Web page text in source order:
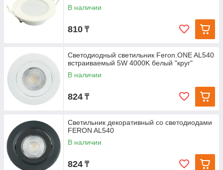
В наличии
810 ₸
Светодиодный светильник Feron.ONE AL540
встраиваемый 5W 4000K белый "круг"
В наличии
824 ₸
Светильник декоративный со светодиодами
FERON AL540
В наличии
824 ₸